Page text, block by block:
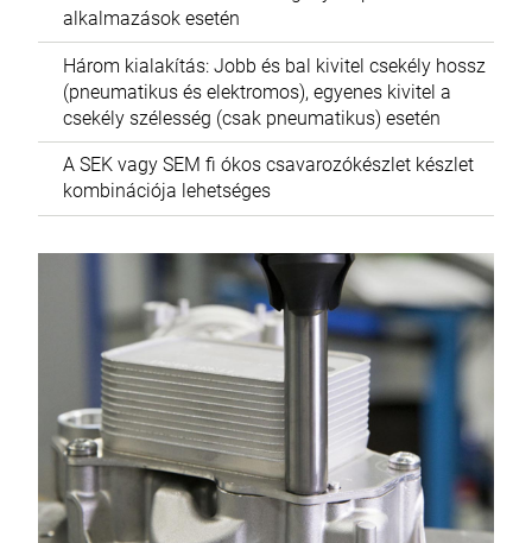
alkalmazások esetén
Három kialakítás: Jobb és bal kivitel csekély hossz
(pneumatikus és elektromos), egyenes kivitel a
csekély szélesség (csak pneumatikus) esetén
A SEK vagy SEM fi ókos csavarozókészlet készlet
kombinációja lehetséges